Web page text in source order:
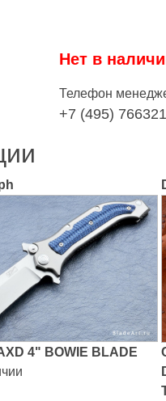
Нет в
Телефон
+7 (495)
4" BOWIE BLADE